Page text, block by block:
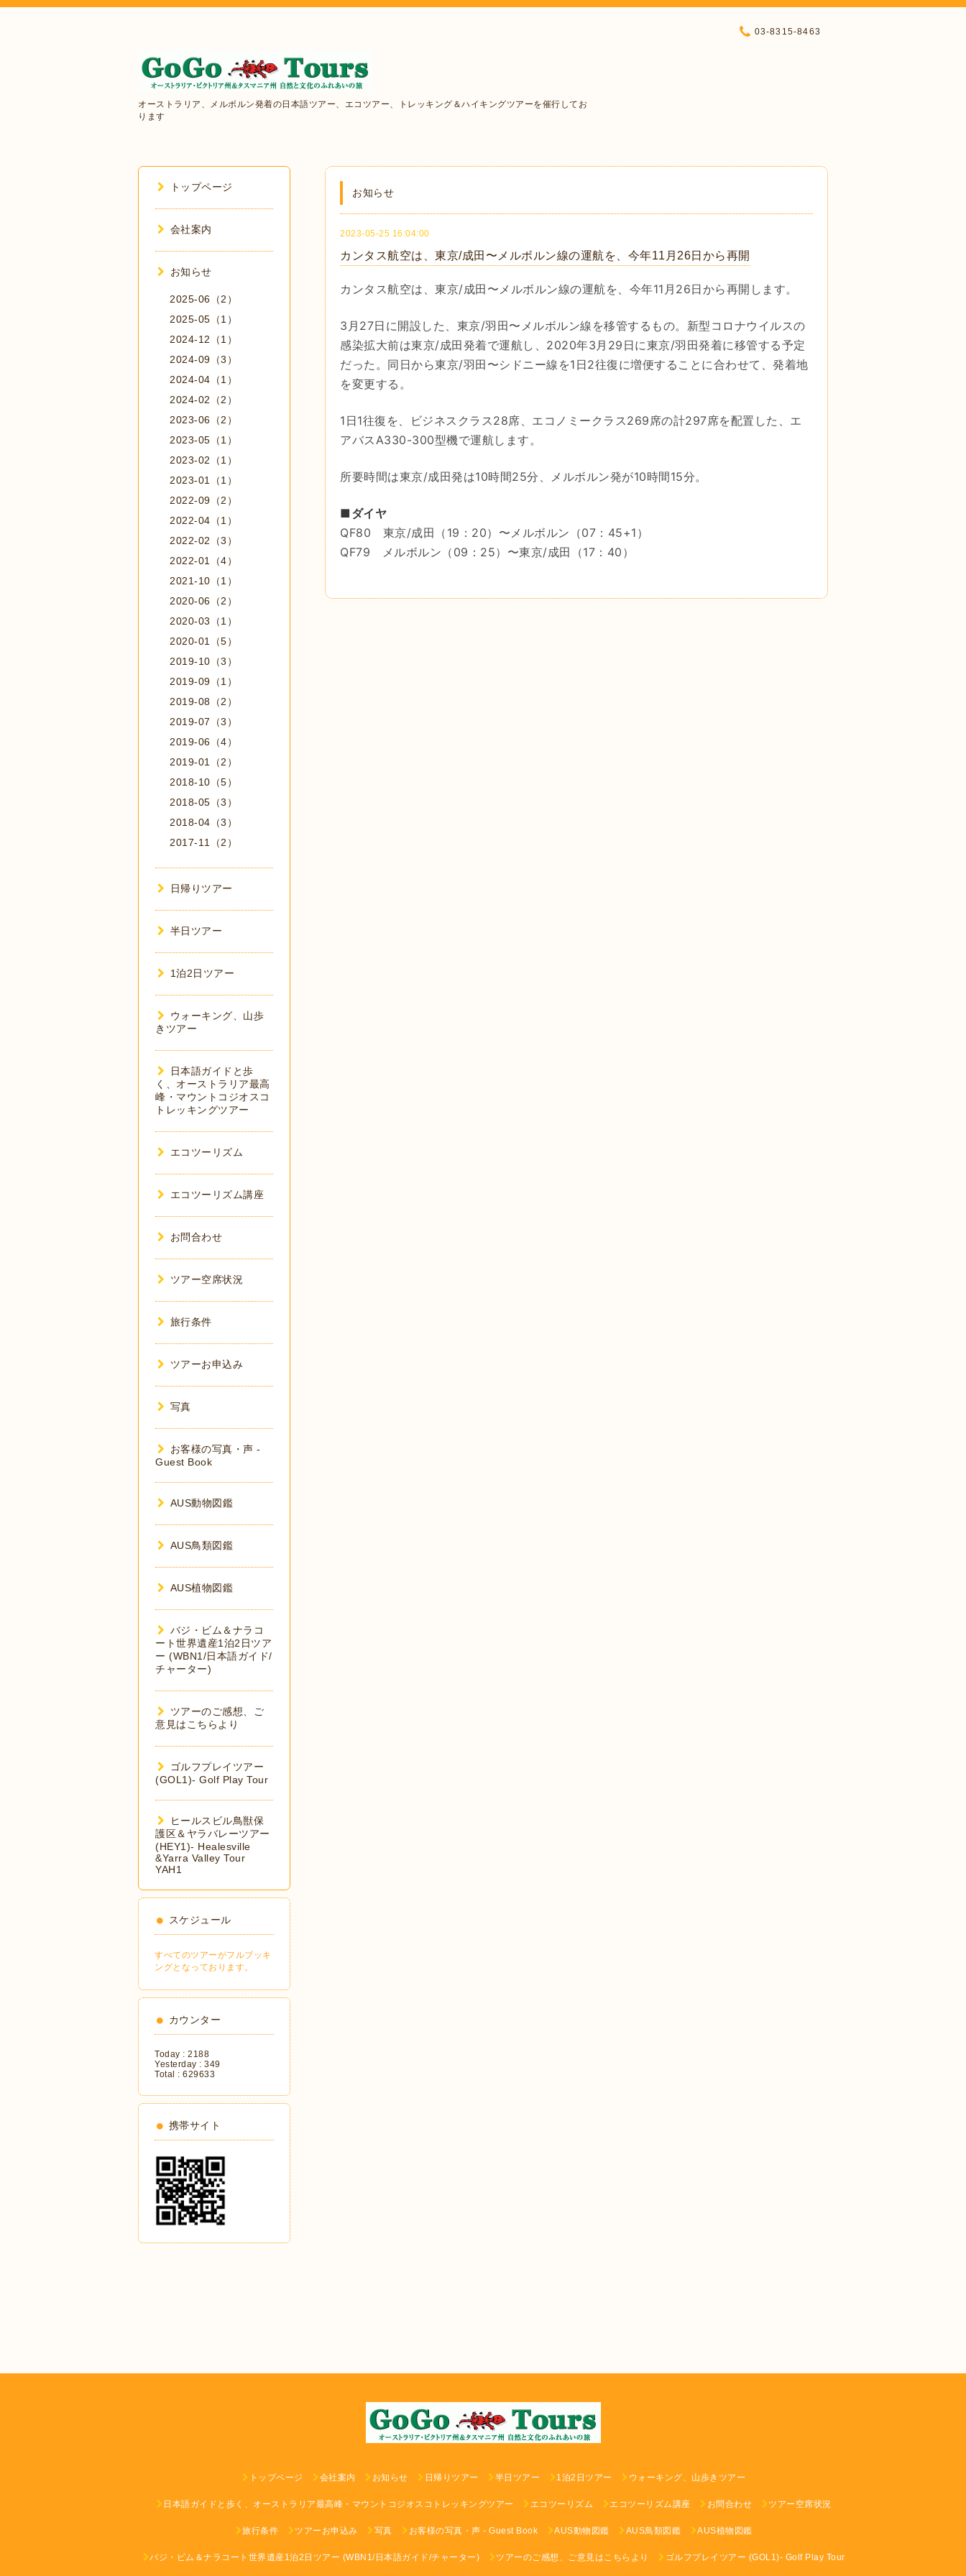
オーストラリア、メルボルン発着の日本語ツアー、エコツアー、トレッキング＆ハイキングツアーを催行してお
ります
03-8315-8463
お知らせ
2023-05-25 16:04:00
カンタス航空は、東京/成田〜メルボルン線の運航を、今年11月26日から再開
カンタス航空は、東京/成田〜メルボルン線の運航を、今年11月26日から再開します。
3月27日に開設した、東京/羽田〜メルボルン線を移管するもの。新型コロナウイルスの
感染拡大前は東京/成田発着で運航し、2020年3月29日に東京/羽田発着に移管する予定
だった。同日から東京/羽田〜シドニー線を1日2往復に増便することに合わせて、発着地
を変更する。
1日1往復を、ビジネスクラス28席、エコノミークラス269席の計297席を配置した、エ
アバスA330-300型機で運航します。
所要時間は東京/成田発は10時間25分、メルボルン発が10時間15分。
■ダイヤ
QF80 東京/成田（19：20）〜メルボルン（07：45+1）
QF79 メルボルン（09：25）〜東京/成田（17：40）
トップページ
会社案内
お知らせ
2025-06（2）
2025-05（1）
2024-12（1）
2024-09（3）
2024-04（1）
2024-02（2）
2023-06（2）
2023-05（1）
2023-02（1）
2023-01（1）
2022-09（2）
2022-04（1）
2022-02（3）
2022-01（4）
2021-10（1）
2020-06（2）
2020-03（1）
2020-01（5）
2019-10（3）
2019-09（1）
2019-08（2）
2019-07（3）
2019-06（4）
2019-01（2）
2018-10（5）
2018-05（3）
2018-04（3）
2017-11（2）
日帰りツアー
半日ツアー
1泊2日ツアー
ウォーキング、山歩
きツアー
日本語ガイドと歩
く、オーストラリア最高
峰・マウントコジオスコ
トレッキングツアー
エコツーリズム
エコツーリズム講座
お問合わせ
ツアー空席状況
旅行条件
ツアーお申込み
写真
お客様の写真・声 -
Guest Book
AUS動物図鑑
AUS鳥類図鑑
AUS植物図鑑
バジ・ビム＆ナラコ
ート世界遺産1泊2日ツア
ー (WBN1/日本語ガイド/
チャーター)
ツアーのご感想、ご
意見はこちらより
ゴルフプレイツアー
(GOL1)- Golf Play Tour
ヒールスビル鳥獣保
護区＆ヤラバレーツアー
(HEY1)- Healesville
&Yarra Valley Tour
YAH1
スケジュール
すべてのツアーがフルブッキ
ングとなっております。
カウンター
Today : 2188
Yesterday : 349
Total : 629633
携帯サイト
トップページ 会社案内 お知らせ 日帰りツアー 半日ツアー 1泊2日ツアー ウォーキング、山歩きツアー
日本語ガイドと歩く、オーストラリア最高峰・マウントコジオスコトレッキングツアー エコツーリズム エコツーリズム講座 お問合わせ ツアー空席状況
旅行条件 ツアーお申込み 写真 お客様の写真・声 - Guest Book AUS動物図鑑 AUS鳥類図鑑 AUS植物図鑑
バジ・ビム＆ナラコート世界遺産1泊2日ツアー (WBN1/日本語ガイド/チャーター) ツアーのご感想、ご意見はこちらより ゴルフプレイツアー (GOL1)- Golf Play Tour